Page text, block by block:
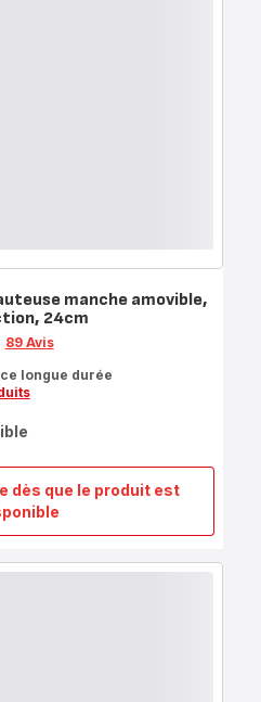
dès que le produit est
Ingenio
Préférence,
manche
manche amovible,
24cm
89 Avis
longue durée